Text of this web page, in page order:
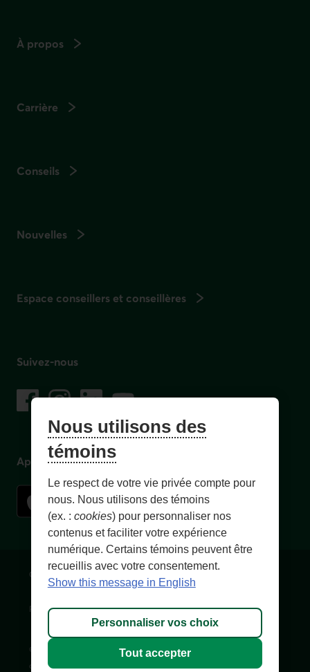
À propos
Carrière
Conseils
Nouvelles
Espace conseillers et conseillères
Suivez-nous
Facebook
– Lien externe au site. Cet hyperlien s'ouvrira dans une
Instagram
– Lien externe au site. Cet hyperlien s'ouvrira dans
LinkedIn
– Lien externe au site. Cet hyperlien
YouTube
– Lien externe au site. Cet hyperlien
Application mobile
Conditions d'utilisation et notes légales
Personnaliser les témoins Accessibilité Plan du site
© 1996-
, Fédération des caisses Desjardins du Québec. Tous
droits réservés.
Nous utilisons des
témoins
Le respect de votre vie privée compte pour
nous. Nous utilisons des témoins
(ex. : cookies) pour personnaliser nos
contenus et faciliter votre expérience
numérique. Certains témoins peuvent être
recueillis avec votre consentement.
Show this message in English
Personnaliser vos choix
Tout accepter